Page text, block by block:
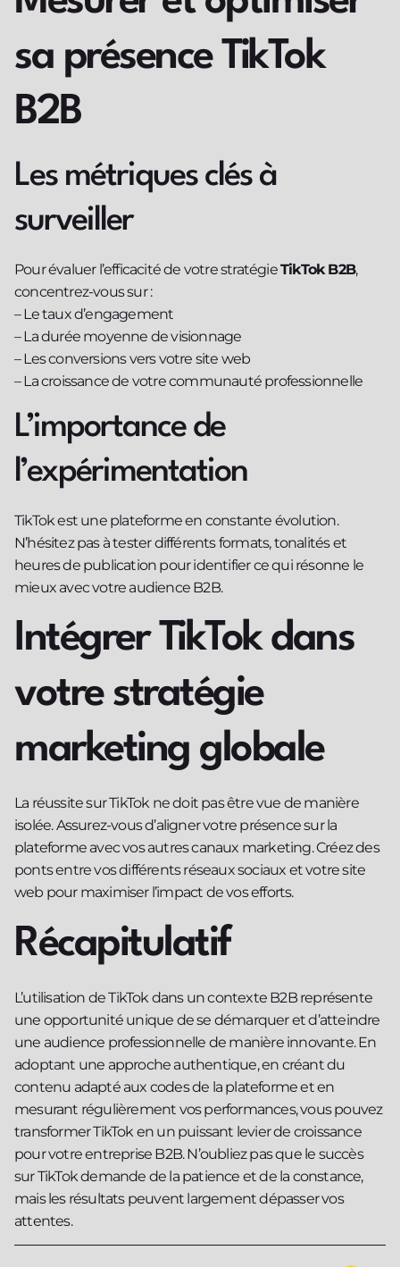
sa présence TikTok
B2B
Les métriques clés à
surveiller
Pour évaluer l’efficacité de votre stratégieTikTok B2B,
concentrez-vous sur :
– Le taux d’engagement
– La durée moyenne de visionnage
– Les conversions vers votre site web
– La croissance de votre communauté professionnelle
L’importance de
l’expérimentation
TikTok est une plateforme en constante évolution.
N’hésitez pas à tester différents formats, tonalités et
heures de publication pour identifier ce qui résonne le
mieux avec votre audience B2B.
Intégrer TikTok dans
votre stratégie
marketing globale
La réussite sur TikTok ne doit pas être vue de manière
isolée. Assurez-vous d’aligner votre présence sur la
plateforme avec vos autres canaux marketing. Créez des
ponts entre vos différents réseaux sociaux et votre site
web pour maximiser l’impact de vos efforts.
Récapitulatif
L’utilisation de TikTok dans un contexte B2B représente
une opportunité unique de se démarquer et d’atteindre
une audience professionnelle de manière innovante. En
adoptant une approche authentique, en créant du
contenu adapté aux codes de la plateforme et en
mesurant régulièrement vos performances, vous pouvez
transformer TikTok en un puissant levier de croissance
pour votre entreprise B2B. N’oubliez pas que le succès
sur TikTok demande de la patience et de la constance,
mais les résultats peuvent largement dépasser vos
attentes.